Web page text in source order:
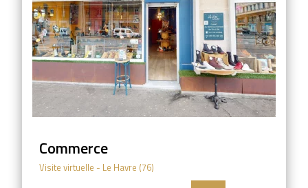
Commerce
Visite virtuelle - Le Havre (76)